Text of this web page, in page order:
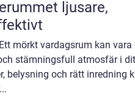
mörkt vardagsrum kan vara
stämningsfull atmosfär i
belysning och rätt inredning